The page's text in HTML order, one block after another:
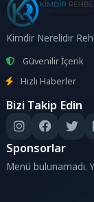
Kimdir Nerelidir
Güvenilir İçerik
Hızlı Haberler
Bizi Takip Edin
Sponsorlar
Menü bulunamadı.